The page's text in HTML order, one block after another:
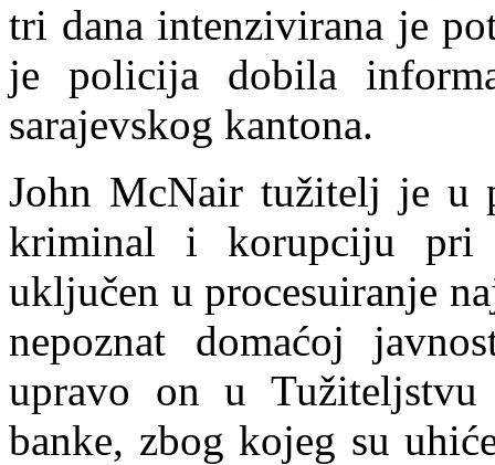
tri dana intenzivirana je
je policija dobila
sarajevskog kantona.
John McNair tužitelj je u
kriminal i korupciju
uključen u procesuiranje
nepoznat domaćoj
upravo on u
banke, zbog kojeg su